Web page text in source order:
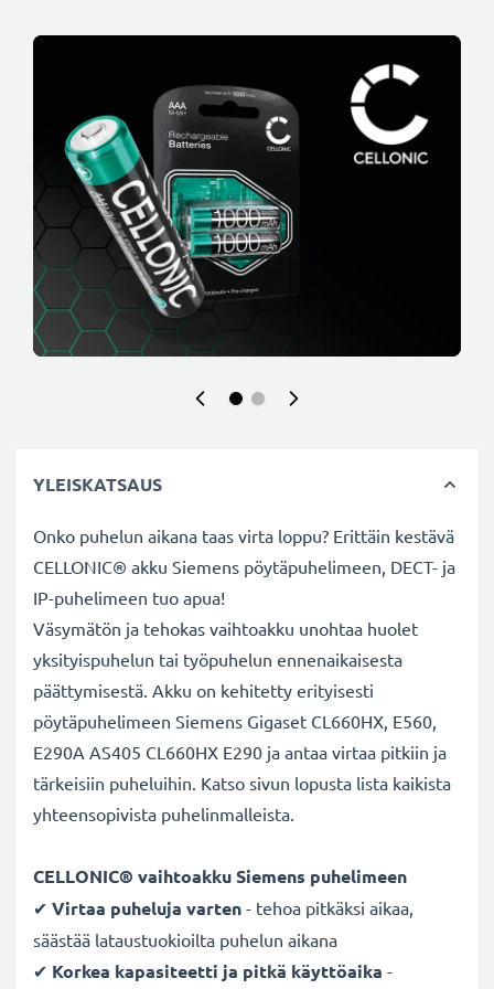
YLEISKATSAUS
Onko puhelun aikana taas virta loppu? Erittäin kestävä
CELLONIC® akku Siemens pöytäpuhelimeen, DECT- ja
IP-puhelimeen tuo apua!
Väsymätön ja tehokas vaihtoakku unohtaa huolet
yksityispuhelun tai työpuhelun ennenaikaisesta
päättymisestä. Akku on kehitetty erityisesti
pöytäpuhelimeen Siemens Gigaset CL660HX, E560,
E290A AS405 CL660HX E290 ja antaa virtaa pitkiin ja
tärkeisiin puheluihin. Katso sivun lopusta lista kaikista
yhteensopivista puhelinmalleista.
CELLONIC® vaihtoakku Siemens puhelimeen
✔ Virtaa puheluja varten - tehoa pitkäksi aikaa,
säästää lataustuokioilta puhelun aikana
✔ Korkea kapasiteetti ja pitkä käyttöaika -